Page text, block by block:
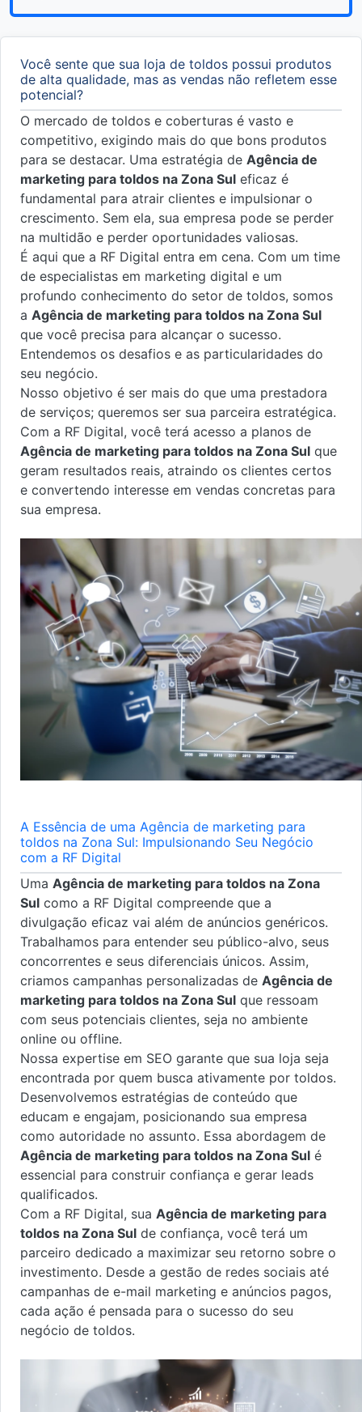
Você sente que sua loja de toldos possui produtos
de alta qualidade, mas as vendas não refletem esse
potencial?
O mercado de toldos e coberturas é vasto e
competitivo, exigindo mais do que bons produtos
para se destacar. Uma estratégia de Agência de
marketing para toldos na Zona Sul eficaz é
fundamental para atrair clientes e impulsionar o
crescimento. Sem ela, sua empresa pode se perder
na multidão e perder oportunidades valiosas.
É aqui que a RF Digital entra em cena. Com um time
de especialistas em marketing digital e um
profundo conhecimento do setor de toldos, somos
a Agência de marketing para toldos na Zona Sul
que você precisa para alcançar o sucesso.
Entendemos os desafios e as particularidades do
seu negócio.
Nosso objetivo é ser mais do que uma prestadora
de serviços; queremos ser sua parceira estratégica.
Com a RF Digital, você terá acesso a planos de
Agência de marketing para toldos na Zona Sul que
geram resultados reais, atraindo os clientes certos
e convertendo interesse em vendas concretas para
sua empresa.
A Essência de uma Agência de marketing para
toldos na Zona Sul: Impulsionando Seu Negócio
com a RF Digital
Uma Agência de marketing para toldos na Zona
Sul como a RF Digital compreende que a
divulgação eficaz vai além de anúncios genéricos.
Trabalhamos para entender seu público-alvo, seus
concorrentes e seus diferenciais únicos. Assim,
criamos campanhas personalizadas de Agência de
marketing para toldos na Zona Sul que ressoam
com seus potenciais clientes, seja no ambiente
online ou offline.
Nossa expertise em SEO garante que sua loja seja
encontrada por quem busca ativamente por toldos.
Desenvolvemos estratégias de conteúdo que
educam e engajam, posicionando sua empresa
como autoridade no assunto. Essa abordagem de
Agência de marketing para toldos na Zona Sul é
essencial para construir confiança e gerar leads
qualificados.
Com a RF Digital, sua Agência de marketing para
toldos na Zona Sul de confiança, você terá um
parceiro dedicado a maximizar seu retorno sobre o
investimento. Desde a gestão de redes sociais até
campanhas de e-mail marketing e anúncios pagos,
cada ação é pensada para o sucesso do seu
negócio de toldos.